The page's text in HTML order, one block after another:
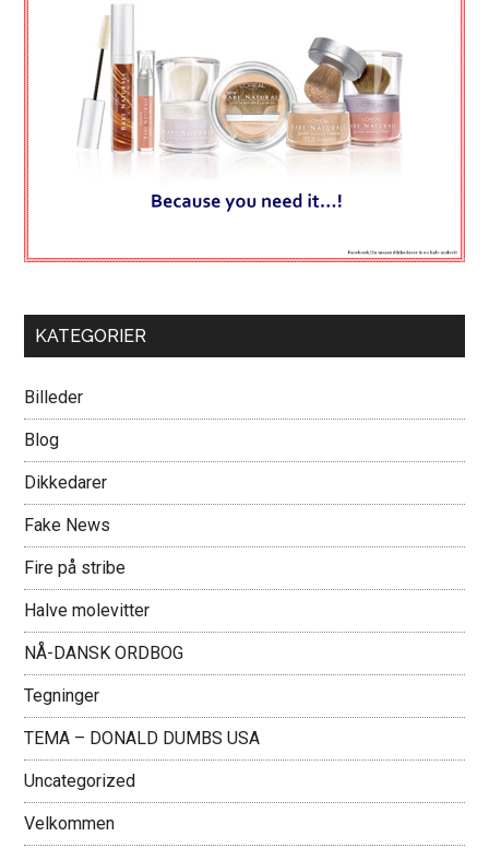
KATEGORIER
Billeder
Blog
Dikkedarer
Fake News
Fire på stribe
Halve molevitter
NÅ-DANSK ORDBOG
Tegninger
TEMA – DONALD DUMBS USA
Uncategorized
Velkommen